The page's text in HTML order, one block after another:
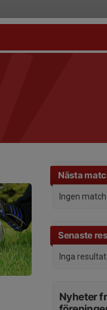
Nästa
Ingen
Senaste
Inga
Nyheter